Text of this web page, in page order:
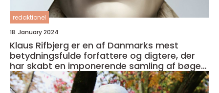
redaktionel
18. January 2024
Klaus Rifbjerg er en af Danmarks mest
betydningsfulde forfattere og digtere, der
har skabt en imponerende samling af bøger i
sin karriere